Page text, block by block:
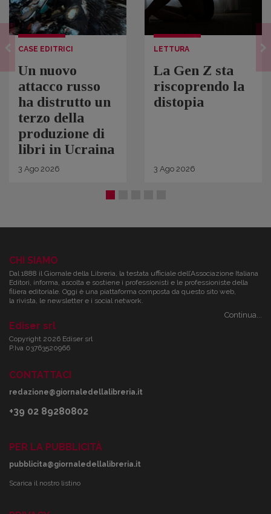
CASE EDITRICI
Un nuovo
attacco russo
ha distrutto un
terzo della
produzione di
libri in Ucraina
3 Ago 2026
LETTURA
La Gen Z sta
riscoprendo la
distopia
3 Ago 2026
CHI SIAMO
Dal 1888 il Giornale della Libreria, la testata ufficiale dell’Associazione Italiana
Editori, informa, ascolta e sostiene i professionisti e le professioniste della
filiera editoriale. Oggi è una piattaforma composta da questo sito web,
la rivista, le newsletter e i social network.
Continua...
Ediser srl
Copyright 2026 Ediser srl
P.Iva 03763520966
CONTATTACI
redazione@giornaledellalibreria.it
+39 02 89280802
PER LA PUBBLICITÀ
pubblicita@giornaledellalibreria.it
Scarica il nostro listino